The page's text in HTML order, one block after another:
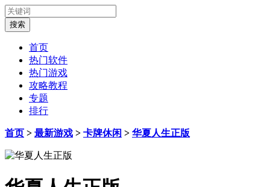
首页
热门软件
热门游戏
攻略教程
专题
排行
首页 > 最新游戏 > 卡牌休闲 > 华夏人生正版